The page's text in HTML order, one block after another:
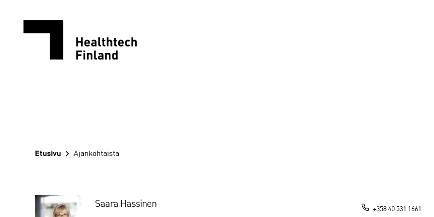
Etusivu Ajankohtaista
Saara Hassinen
+358 40 531 1661